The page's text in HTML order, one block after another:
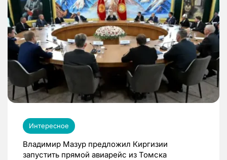
Интересное
Владимир Мазур предложил Киргизии
запустить прямой авиарейс из Томска